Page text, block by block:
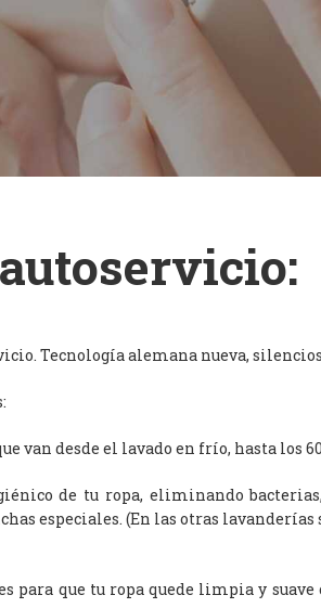
Tecnología alemana nueva,
van desde el lavado en frío, hasta los
de tu ropa, eliminando
especiales. (En las otras
que tu ropa quede limpia y suave